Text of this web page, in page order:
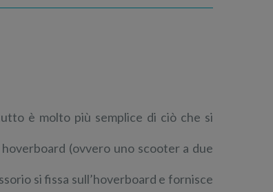
è molto più semplice di ciò che si
(ovvero uno scooter a due
si fissa sull’hoverboard e fornisce